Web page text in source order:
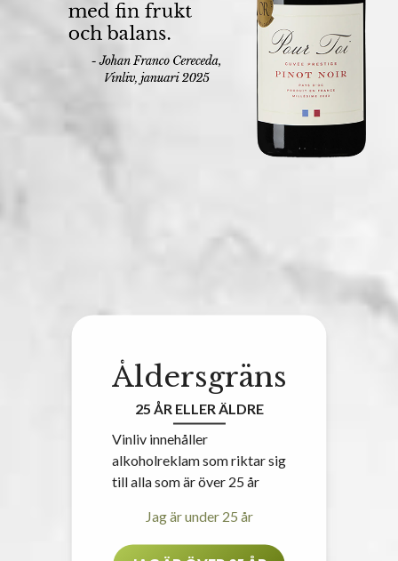
Åldersgräns
25 ÅR ELLER ÄLDRE
Vinliv innehåller
alkoholreklam som riktar sig
till alla som är över 25 år
Jag är under 25 år